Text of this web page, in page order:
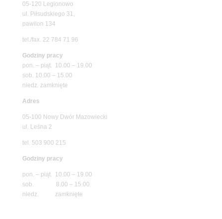
05-120 Legionowo
ul. Piłsudskiego 31,
pawilon 134
tel./fax. 22 784 71 96
Godziny pracy
pon. – piąt. 10.00 – 19.00
sob. 10.00 – 15.00
niedz. zamknięte
Adres
05-100 Nowy Dwór Mazowiecki
ul. Leśna 2
tel. 503 900 215
Godziny pracy
pon. – piąt. 10.00 – 19.00
sob. 8.00 – 15.00
niedz. zamknięte